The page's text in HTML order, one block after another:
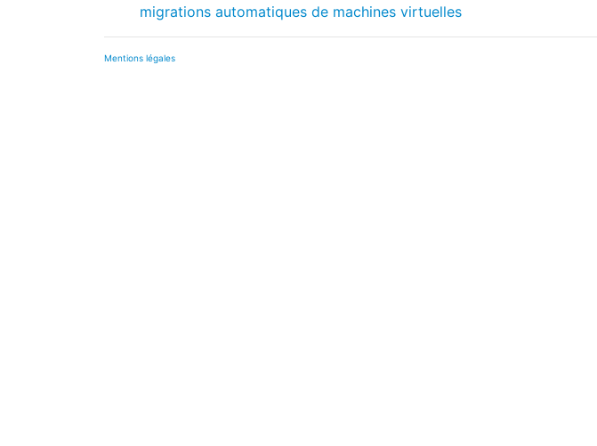
migrations automatiques de machines virtuelles
Mentions légales